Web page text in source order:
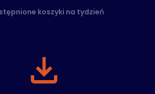
koszyki na tydzień